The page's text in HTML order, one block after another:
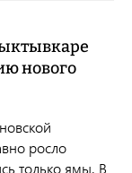
нового
росло
только ямы. В